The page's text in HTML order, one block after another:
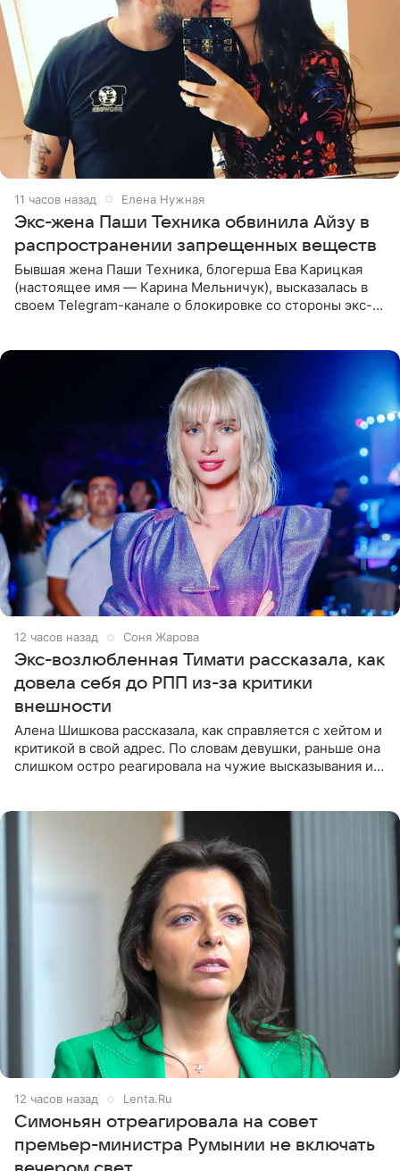
11 часов назад Елена Нужная
Экс-жена Паши Техника обвинила Айзу в
распространении запрещенных веществ
Бывшая жена Паши Техника, блогерша Ева Карицкая
(настоящее имя — Карина Мельничук), высказалась в
своем Telegram-канале о блокировке со стороны экс-
12 часов назад Соня Жарова
Экс-возлюбленная Тимати рассказала, как
довела себя до РПП из-за критики
внешности
Алена Шишкова рассказала, как справляется с хейтом и
критикой в свой адрес. По словам девушки, раньше она
слишком остро реагировала на чужие высказывания и
12 часов назад Lenta.Ru
Симоньян отреагировала на совет
премьер-министра Румынии не включать